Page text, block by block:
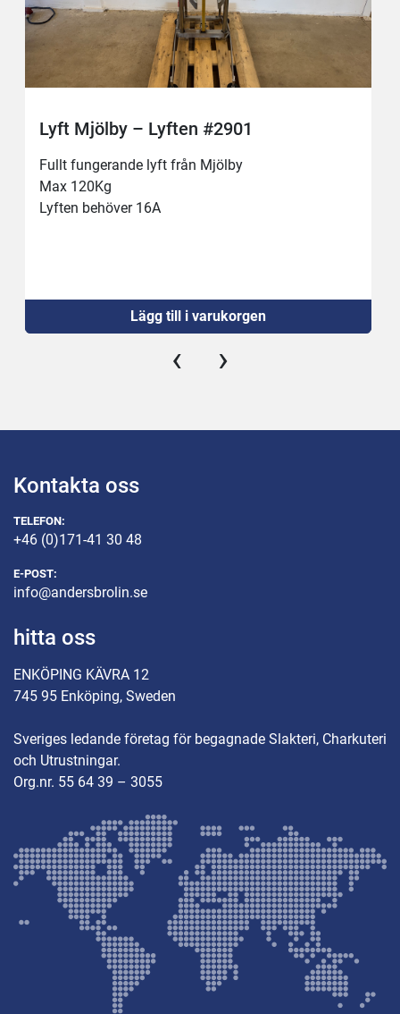
Lyft Mjölby – Lyften #2901
Fullt fungerande lyft från Mjölby
Max 120Kg
Lyften behöver 16A
Lägg till i varukorgen
‹ ›
Kontakta oss
TELEFON:
+46 (0)171-41 30 48
E-POST:
info@andersbrolin.se
hitta oss
ENKÖPING KÄVRA 12
745 95 Enköping, Sweden
Sveriges ledande företag för begagnade Slakteri, Charkuteri
och Utrustningar.
Org.nr. 55 64 39 – 3055